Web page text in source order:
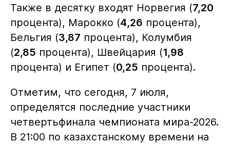
Также в десятку входят Норвегия (7,20
процента), Марокко (4,26 процента),
Бельгия (3,87 процента), Колумбия
(2,85 процента), Швейцария (1,98
процента) и Египет (0,25 процента).
Отметим, что сегодня, 7 июля,
определятся последние участники
четвертьфинала чемпионата мира-2026.
В 21:00 по казахстанскому времени на